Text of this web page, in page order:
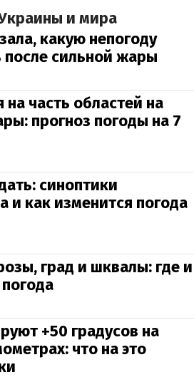
и мира
какую непогоду
после сильной жары
часть областей на
прогноз погоды на 7
синоптики
и как изменится погода
град и шквалы: где и
+50 градусов на
что на это